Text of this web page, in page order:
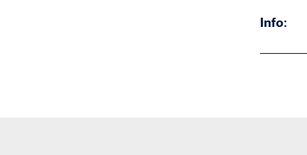
Info